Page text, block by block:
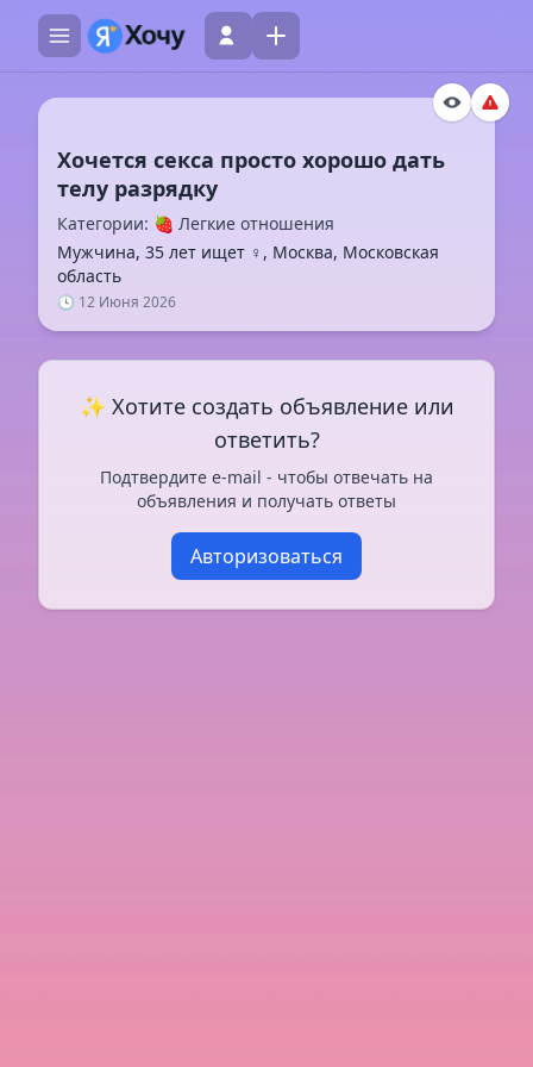
Хочется секса просто хорошо дать
Категории: 🍓 Легкие отношения
Мужчина, 35 лет ищет ♀️, Москва, Московская
область
🕓 12 Июня 2026
✨ Хотите создать объявление или
ответить?
Подтвердите e-mail - чтобы отвечать на
объявления и получать ответы
Авторизоваться